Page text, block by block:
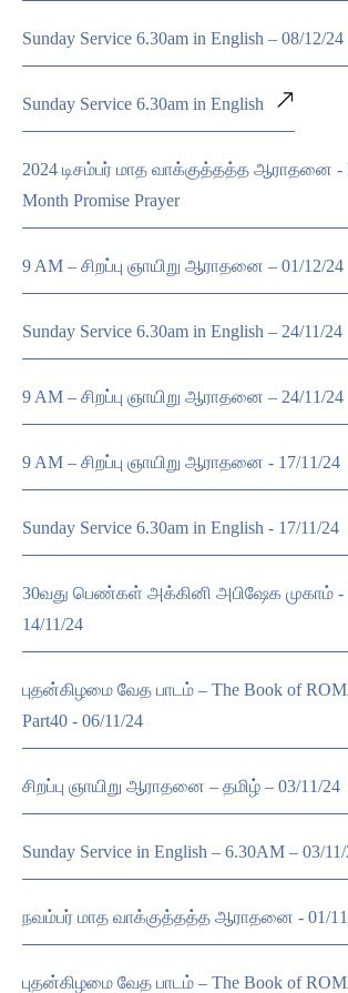
Sunday Service 6.30am in English – 08/12/24
Sunday Service 6.30am in English
2024 டிசம்பர் மாத வாக்குத்தத்த ஆராதனை -
Month Promise Prayer
9 AM – சிறப்பு ஞாயிறு ஆராதனை – 01/12/24
Sunday Service 6.30am in English – 24/11/24
9 AM – சிறப்பு ஞாயிறு ஆராதனை – 24/11/24
9 AM – சிறப்பு ஞாயிறு ஆராதனை - 17/11/24
Sunday Service 6.30am in English - 17/11/24
30வது பெண்கள் அக்கினி அபிஷேக முகாம் -
14/11/24
புதன்கிழமை வேத பாடம் – The Book of
Part40 - 06/11/24
சிறப்பு ஞாயிறு ஆராதனை – தமிழ் – 03/11/24
Sunday Service in English – 6.30AM – 03/
நவம்பர் மாத வாக்குத்தத்த ஆராதனை - 01/
புதன்கிழமை வேத பாடம் – The Book of